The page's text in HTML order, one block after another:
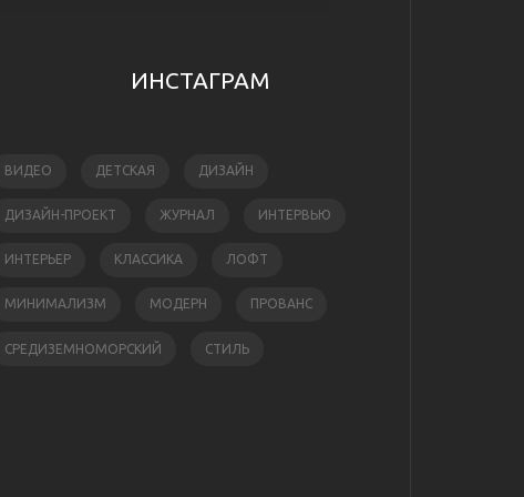
ИНСТАГРАМ
ВИДЕО ДЕТСКАЯ ДИЗАЙН
ДИЗАЙН-ПРОЕКТ ЖУРНАЛ ИНТЕРВЬЮ
ИНТЕРЬЕР КЛАССИКА ЛОФТ
МИНИМАЛИЗМ МОДЕРН ПРОВАНС
СРЕДИЗЕМНОМОРСКИЙ СТИЛЬ